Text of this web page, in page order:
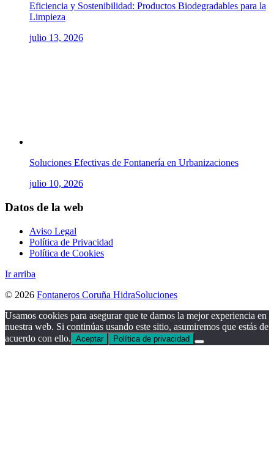
Eficiencia y Sostenibilidad: Productos Biodegradables para la
Limpieza
julio 13, 2026
Soluciones Efectivas de Fontanería en Urbanizaciones
julio 10, 2026
Datos de la web
Aviso Legal
Política de Privacidad
Política de Cookies
Ir arriba
© 2026 Fontaneros Coruña HidraSoluciones
Usamos cookies para asegurar que te damos la mejor experiencia en
nuestra web. Si continúas usando este sitio, asumiremos que estás de
acuerdo con ello. Aceptar Política de privacidad